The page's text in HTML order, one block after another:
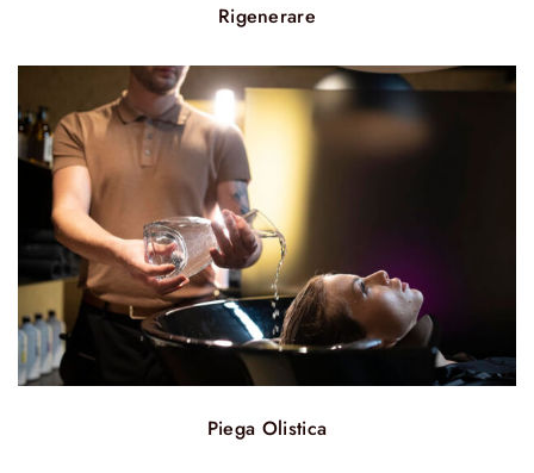
Rigenerare
Piega Olistica